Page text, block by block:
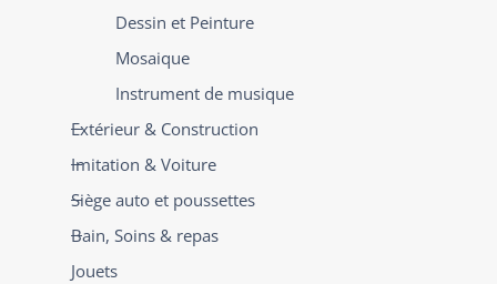
Dessin et Peinture
Mosaique
Instrument de musique
Extérieur & Construction
Imitation & Voiture
Siège auto et poussettes
Bain, Soins & repas
Jouets